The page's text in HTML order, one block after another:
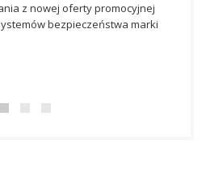
z czerwcowej oferty
urządzenia systemów